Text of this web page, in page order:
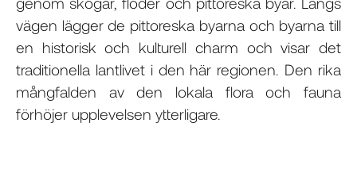
vägen lägger de pittoreska byarna och byarna till
en historisk och kulturell charm och visar det
traditionella lantlivet i den här regionen. Den rika
mångfalden av den lokala flora och fauna
förhöjer upplevelsen ytterligare.